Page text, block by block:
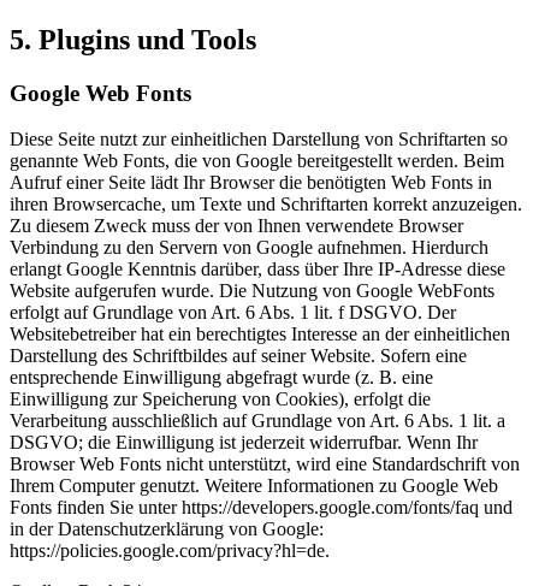
5. Plugins und Tools
Google Web Fonts
Diese Seite nutzt zur einheitlichen Darstellung von Schriftarten so
genannte Web Fonts, die von Google bereitgestellt werden. Beim
Aufruf einer Seite lädt Ihr Browser die benötigten Web Fonts in
ihren Browsercache, um Texte und Schriftarten korrekt anzuzeigen.
Zu diesem Zweck muss der von Ihnen verwendete Browser
Verbindung zu den Servern von Google aufnehmen. Hierdurch
erlangt Google Kenntnis darüber, dass über Ihre IP-Adresse diese
Website aufgerufen wurde. Die Nutzung von Google WebFonts
erfolgt auf Grundlage von Art. 6 Abs. 1 lit. f DSGVO. Der
Websitebetreiber hat ein berechtigtes Interesse an der einheitlichen
Darstellung des Schriftbildes auf seiner Website. Sofern eine
entsprechende Einwilligung abgefragt wurde (z. B. eine
Einwilligung zur Speicherung von Cookies), erfolgt die
Verarbeitung ausschließlich auf Grundlage von Art. 6 Abs. 1 lit. a
DSGVO; die Einwilligung ist jederzeit widerrufbar. Wenn Ihr
Browser Web Fonts nicht unterstützt, wird eine Standardschrift von
Ihrem Computer genutzt. Weitere Informationen zu Google Web
Fonts finden Sie unter https://developers.google.com/fonts/faq und
in der Datenschutzerklärung von Google:
https://policies.google.com/privacy?hl=de.